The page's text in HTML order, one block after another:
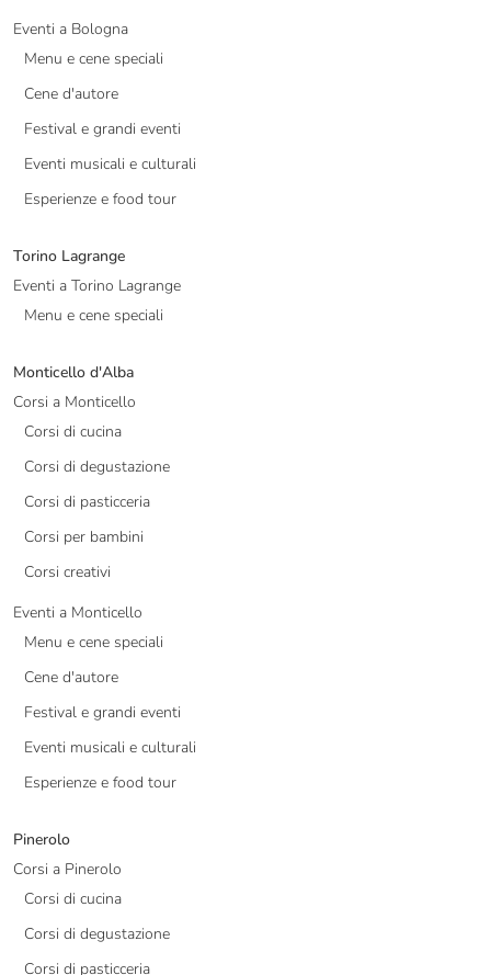
Eventi a Bologna
Menu e cene speciali
Cene d'autore
Festival e grandi eventi
Eventi musicali e culturali
Esperienze e food tour
Torino Lagrange
Eventi a Torino Lagrange
Menu e cene speciali
Monticello d'Alba
Corsi a Monticello
Corsi di cucina
Corsi di degustazione
Corsi di pasticceria
Corsi per bambini
Corsi creativi
Eventi a Monticello
Menu e cene speciali
Cene d'autore
Festival e grandi eventi
Eventi musicali e culturali
Esperienze e food tour
Pinerolo
Corsi a Pinerolo
Corsi di cucina
Corsi di degustazione
Corsi di pasticceria